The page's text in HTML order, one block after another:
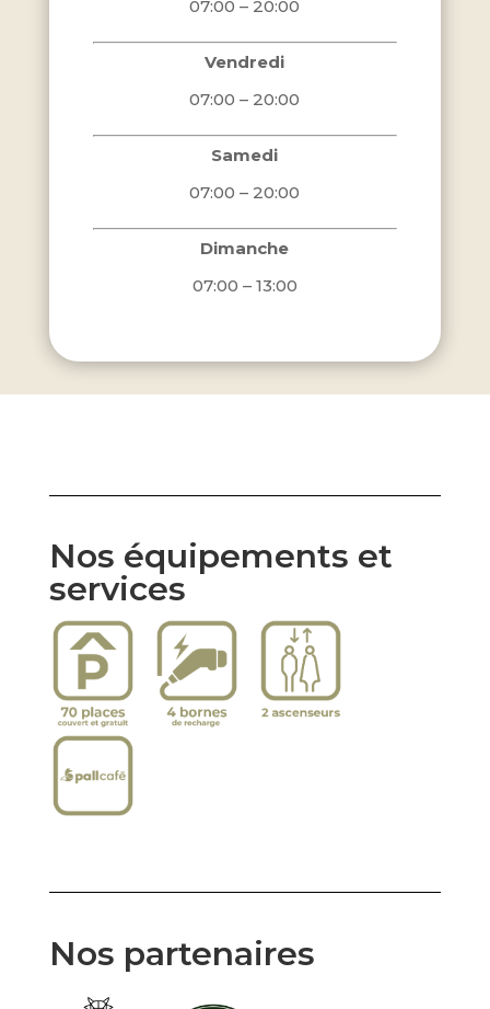
07:00 – 20:00
Vendredi
07:00 – 20:00
Samedi
07:00 – 20:00
Dimanche
07:00 – 13:00
Nos équipements et
services
Nos partenaires